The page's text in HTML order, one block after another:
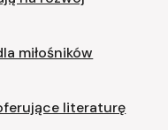
miłośników
literaturę